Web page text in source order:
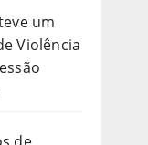
um
Violência